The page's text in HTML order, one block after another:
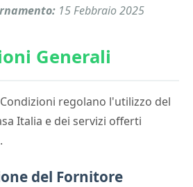
15 Febbraio 2025
Generali
regolano l'utilizzo del
Italia e dei servizi offerti
del Fornitore